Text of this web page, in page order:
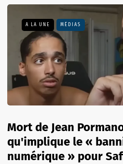
A LA UNE MÉDIAS
Mort de Jean
qu'implique le «
numérique » pour